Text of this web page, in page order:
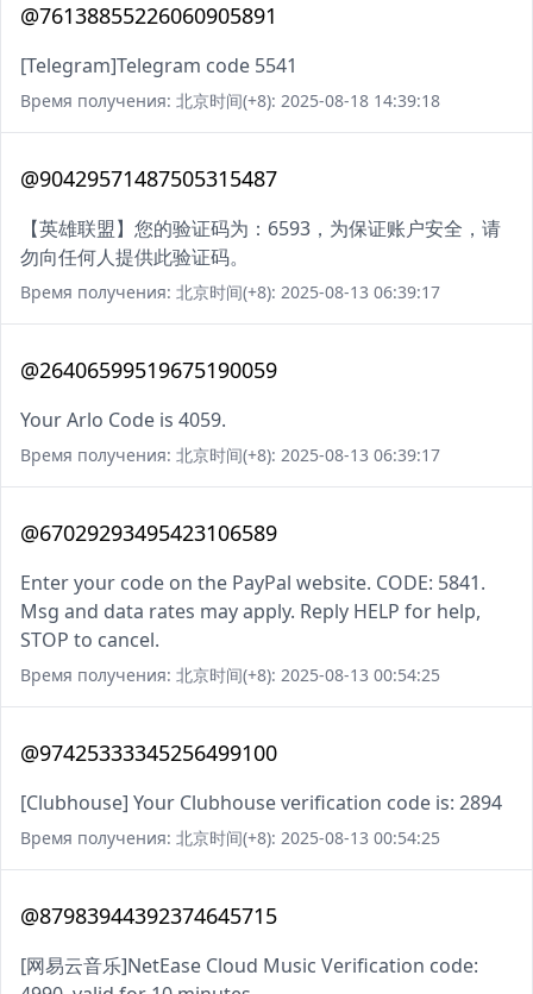
@76138855226060905891
[Telegram]Telegram code 5541
Время получения: 北京时间(+8): 2025-08-18 14:39:18
@90429571487505315487
【英雄联盟】您的验证码为：6593，为保证账户安全，请
勿向任何人提供此验证码。
Время получения: 北京时间(+8): 2025-08-13 06:39:17
@26406599519675190059
Your Arlo Code is 4059.
Время получения: 北京时间(+8): 2025-08-13 06:39:17
@67029293495423106589
Enter your code on the PayPal website. CODE: 5841.
Msg and data rates may apply. Reply HELP for help,
STOP to cancel.
Время получения: 北京时间(+8): 2025-08-13 00:54:25
@97425333345256499100
[Clubhouse] Your Clubhouse verification code is: 2894
Время получения: 北京时间(+8): 2025-08-13 00:54:25
@87983944392374645715
[网易云音乐]NetEase Cloud Music Verification code: